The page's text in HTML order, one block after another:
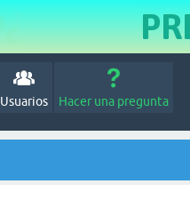
Usuarios Hacer una pregunta